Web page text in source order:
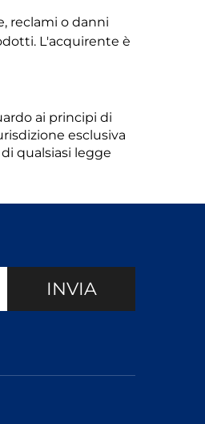
reclami o danni
L'acquirente è
ai principi di
esclusiva
qualsiasi legge
INVIA